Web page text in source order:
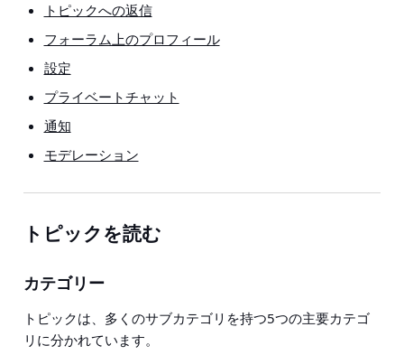
トピックへの返信
フォーラム上のプロフィール
設定
プライベートチャット
通知
モデレーション
トピックを読む
カテゴリー
トピックは、多くのサブカテゴリを持つ5つの主要カテゴ
リに分かれています。